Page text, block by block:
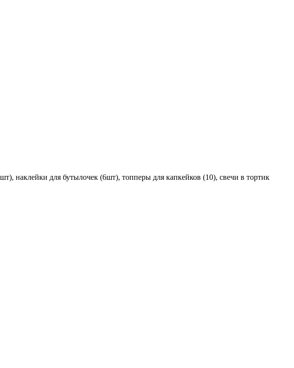
наклейки для бутылочек (6шт), топперы для капкейков (10), свечи в тортик